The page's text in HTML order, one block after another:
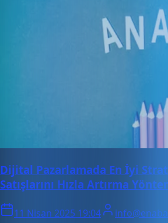
Dijital Pazarlamada En İyi
Satışlarını Hızla Artırma
11 Nisan 2025 19:04